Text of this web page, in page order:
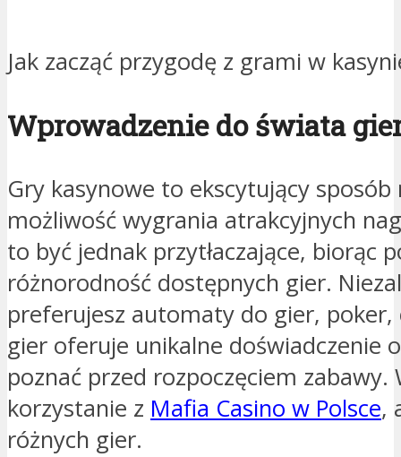
Jak zacząć przygodę z grami w
Wprowadzenie do świata
Gry kasynowe to ekscytujący sposób
możliwość wygrania atrakcyjnych
to być jednak przytłaczające, biorąc
różnorodność dostępnych gier.
preferujesz automaty do gier, poker,
gier oferuje unikalne doświadczenie
poznać przed rozpoczęciem zabawy.
korzystanie z Mafia Casino w Polsce,
różnych gier.